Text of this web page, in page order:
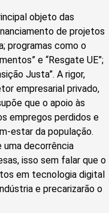
objeto das
de projetos
programas como o
e “Resgate UE”;
Justa”. A rigor,
empresarial privado,
que o apoio às
empregos perdidos e
estar da população.
uma decorrência
isso sem falar que o
em tecnologia digital
e precarizarão o